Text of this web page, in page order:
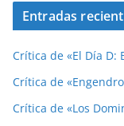
Entradas
Crítica de «El Día D:
Crítica de
Crítica de «Los